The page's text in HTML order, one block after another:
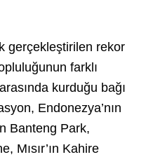
gerçekleştirilen rekor
farklı
kurduğu bağı
Endonezya’nın
Banteng Park,
Mısır’ın Kahire